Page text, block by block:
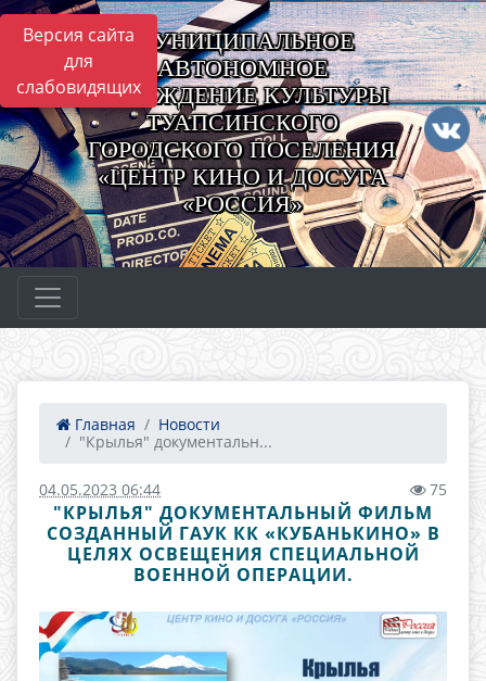
Версия сайта
для
слабовидящих
МУНИЦИПАЛЬНОЕ
АВТОНОМНОЕ
УЧРЕЖДЕНИЕ КУЛЬТУРЫ
ТУАПСИНСКОГО
ГОРОДСКОГО ПОСЕЛЕНИЯ
«ЦЕНТР КИНО И ДОСУГА
«РОССИЯ»
Главная
Новости
"Крылья" документальн...
04.05.2023 06:44 75
"КРЫЛЬЯ" ДОКУМЕНТАЛЬНЫЙ ФИЛЬМ
СОЗДАННЫЙ ГАУК КК «КУБАНЬКИНО» В
ЦЕЛЯХ ОСВЕЩЕНИЯ СПЕЦИАЛЬНОЙ
ВОЕННОЙ ОПЕРАЦИИ.